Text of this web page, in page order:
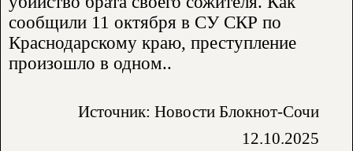
сообщили 11 октября в СУ СКР по
Краснодарскому краю, преступление
произошло в одном..
Источник: Новости Блокнот-Сочи
12.10.2025